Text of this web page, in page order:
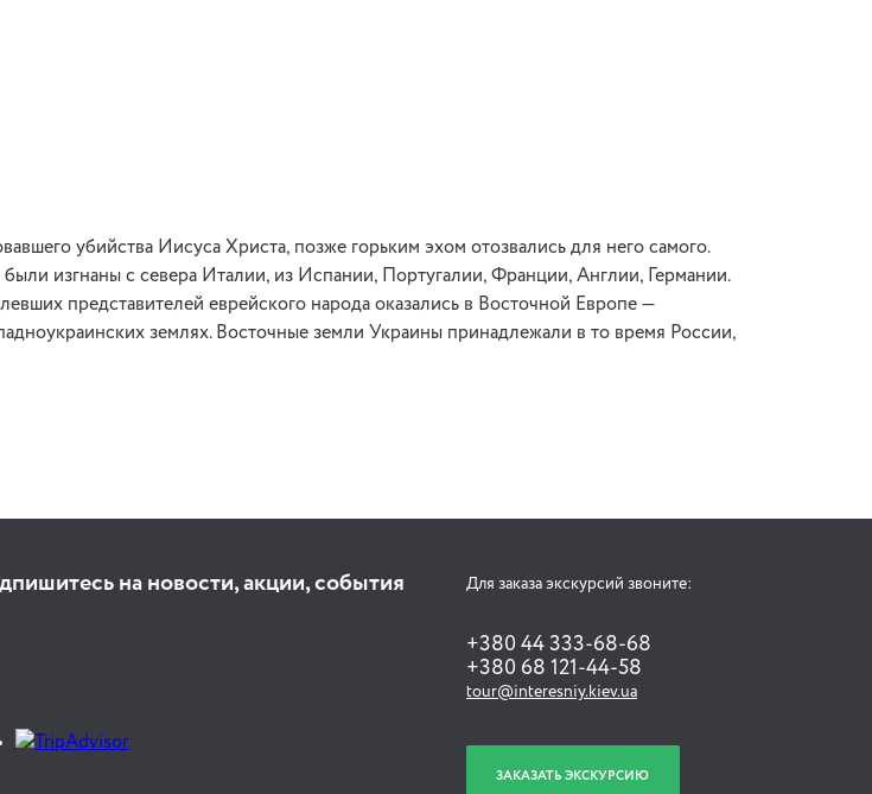
убийства Иисуса Христа, позже горьким эхом отозвались для него самого.
были изгнаны с севера Италии, из Испании, Португалии, Франции, Англии, Германии.
представителей еврейского народа оказались в Восточной Европе —
землях. Восточные земли Украины принадлежали в то время России,
на новости, акции, события Для заказа экскурсий звоните:
+380 44 333-68-68
+380 68 121-44-58
tour@interesniy.kiev.ua
ЗАКАЗАТЬ ЭКСКУРСИЮ